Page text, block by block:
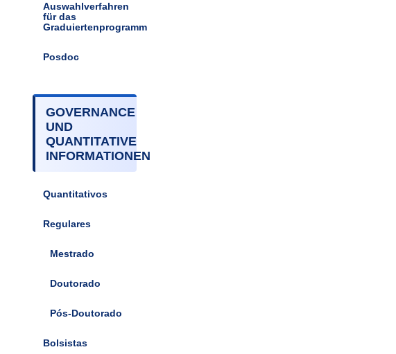
Auswahlverfahren
für das
Graduiertenprogramm
Posdoc
GOVERNANCE
UND
QUANTITATIVE
INFORMATIONEN
Quantitativos
Regulares
Mestrado
Doutorado
Pós-Doutorado
Bolsistas